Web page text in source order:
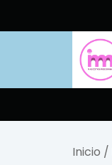
Inicio /